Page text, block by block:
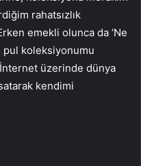
rahatsızlık
emekli olunca da ‘Ne
pul koleksiyonumu
üzerinde dünya
kendimi